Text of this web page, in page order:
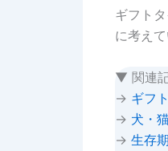
ギフト
に考えて
▼ 関連
→ ギフ
→ 犬・
→ 生存